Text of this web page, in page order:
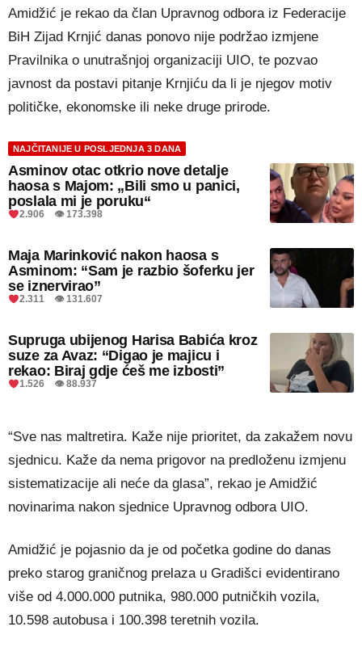
Amidžić je rekao da član Upravnog odbora iz Federacije
BiH Zijad Krnjić danas ponovo nije podržao izmjene
Pravilnika o unutrašnjoj organizaciji UIO, te pozvao
javnost da postavi pitanje Krnjiću da li je njegov motiv
političke, ekonomske ili neke druge prirode.
NAJČITANIJE U POSLJEDNJA 3 DANA
Asminov otac otkrio nove detalje
haosa s Majom: „Bili smo u panici,
poslala mi je poruku“
2.906 👁 173.398
Maja Marinković nakon haosa s
Asminom: “Sam je razbio šoferku jer
se iznervirao”
2.311 👁 131.607
Supruga ubijenog Harisa Babića kroz
suze za Avaz: “Digao je majicu i
rekao: Biraj gdje ćeš me izbosti”
1.526 👁 88.937
“Sve nas maltretira. Kaže nije prioritet, da zakažem novu
sjednicu. Kaže da nema prigovor na predloženu izmjenu
sistematizacije ali neće da glasa”, rekao je Amidžić
novinarima nakon sjednice Upravnog odbora UIO.
Amidžić je pojasnio da je od početka godine do danas
preko starog graničnog prelaza u Gradišci evidentirano
više od 4.000.000 putnika, 980.000 putničkih vozila,
10.598 autobusa i 100.398 teretnih vozila.